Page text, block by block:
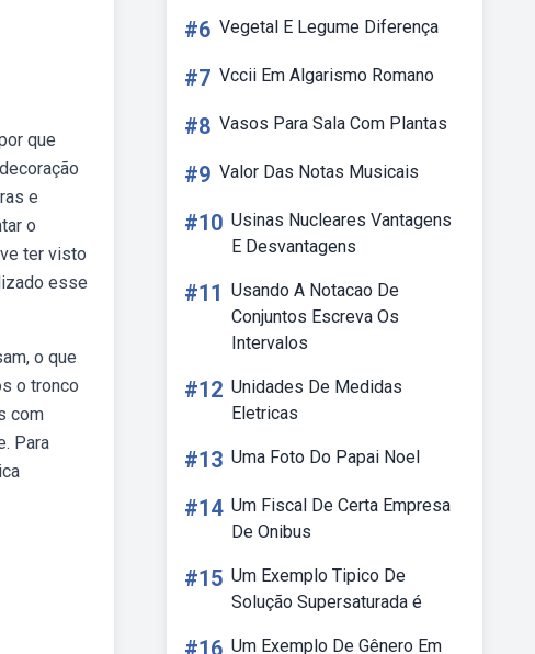
que
e
o
ter visto
esse
o que
o tronco
com
Para
#6 Vegetal E Legume Diferença
#7 Vccii Em Algarismo Romano
#8 Vasos Para Sala Com Plantas
#9 Valor Das Notas Musicais
#10 Usinas Nucleares Vantagens
E Desvantagens
#11 Usando A Notacao De
Conjuntos Escreva Os
Intervalos
#12 Unidades De Medidas
Eletricas
#13 Uma Foto Do Papai Noel
#14 Um Fiscal De Certa Empresa
De Onibus
#15 Um Exemplo Tipico De
Solução Supersaturada é
#16 Um Exemplo De Gênero Em